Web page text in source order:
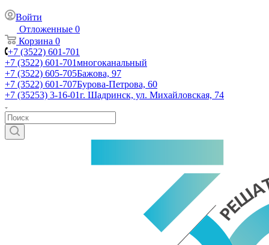
Войти
Отложенные 0
Корзина 0
+7 (3522) 601-701
+7 (3522) 601-701многоканальный
+7 (3522) 605-705Бажова, 97
+7 (3522) 601-707Бурова-Петрова, 60
+7 (35253) 3-16-01г. Шадринск, ул. Михайловская, 74